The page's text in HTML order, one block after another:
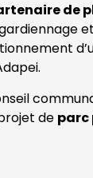
de
de parc